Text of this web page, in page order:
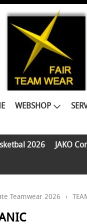
WEBSHOP
2026 JAKO
Teamwear 2026 ›